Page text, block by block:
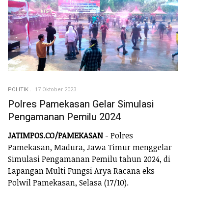
POLITIK 17 Oktober 2023
Polres Pamekasan Gelar Simulasi
Pengamanan Pemilu 2024
JATIMPOS.CO/PAMEKASAN - Polres
Pamekasan, Madura, Jawa Timur menggelar
Simulasi Pengamanan Pemilu tahun 2024, di
Lapangan Multi Fungsi Arya Racana eks
Polwil Pamekasan, Selasa (17/10).